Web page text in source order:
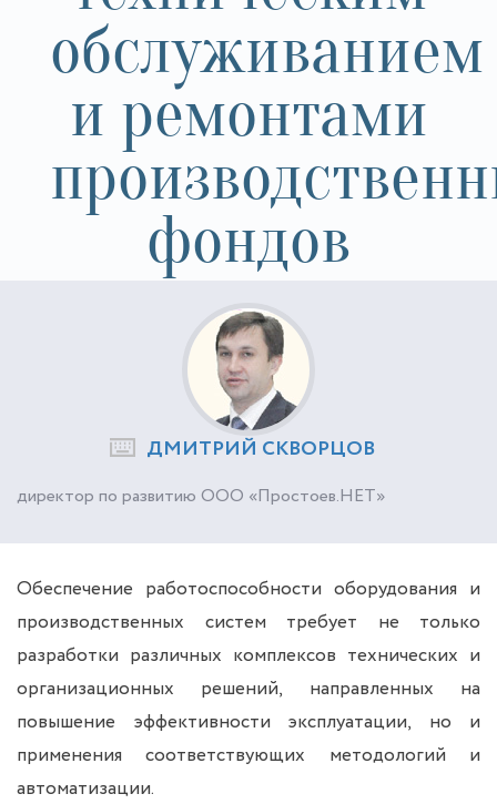
обслуживанием
и ремонтами
фондов
ДМИТРИЙ СКВОРЦОВ
директор по развитию ООО «Простоев.НЕТ»
Обеспечение работоспособности оборудования и
производственных систем требует не только
разработки различных комплексов технических и
организационных решений, направленных на
повышение эффективности эксплуатации, но и
применения соответствующих методологий и
автоматизации.